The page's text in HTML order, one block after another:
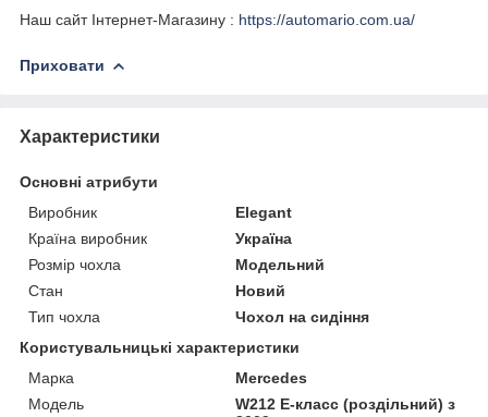
Наш сайт Інтернет-Магазину : https://automario.com.ua/
Приховати
Характеристики
Основні атрибути
Виробник
Elegant
Країна виробник
Україна
Розмір чохла
Модельний
Стан
Новий
Тип чохла
Чохол на сидіння
Користувальницькі характеристики
Марка
Mercedes
Мoдель
W212 Е-класc (роздільний) з